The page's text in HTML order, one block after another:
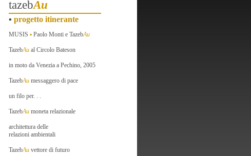
tazebAu
▪ progetto itinerante
MUSIS ▪ Paolo Monti e TazebAu
TazebAu al Circolo Bateson
in moto da Venezia a Pechino, 2005
TazebAu messaggero di pace
un filo per. . .
TazebAu moneta relazionale
architettura delle
relazioni ambientali
TazebAu vettore di futuro